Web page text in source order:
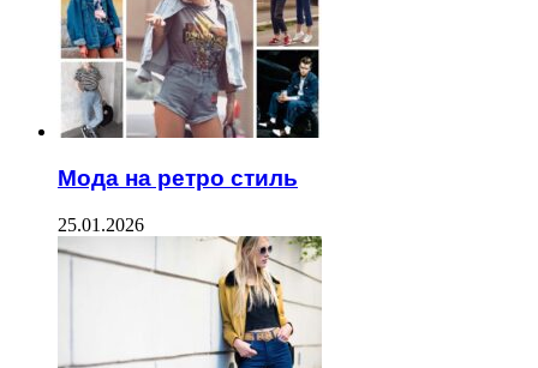
Мода на ретро стиль
25.01.2026